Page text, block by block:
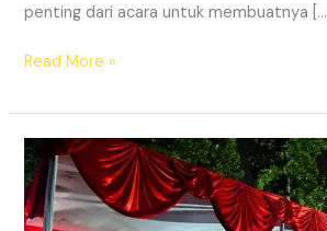
penting dari acara untuk membuatnya […]
SEWA
PLAFON
PASAR
MINGGU
JAKARTA
SELATAN
Read More »